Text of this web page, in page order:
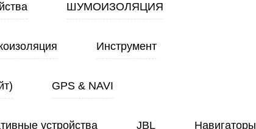
ШУМОИЗОЛЯЦИЯ
Инструмент
GPS & NAVI
устройства JBL Навигаторы